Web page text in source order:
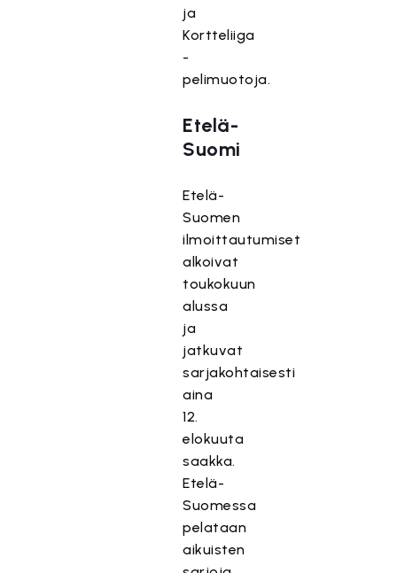
ja
Kortteliiga
-
pelimuotoja.
Etelä-
Suomi
Etelä-
Suomen
ilmoittautumiset
alkoivat
toukokuun
alussa
ja
jatkuvat
sarjakohtaisesti
aina
12.
elokuuta
saakka.
Etelä-
Suomessa
pelataan
aikuisten